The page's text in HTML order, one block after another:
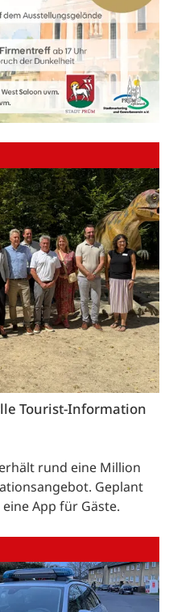
Tourist-Information
rund eine Million
Geplant
App für Gäste.